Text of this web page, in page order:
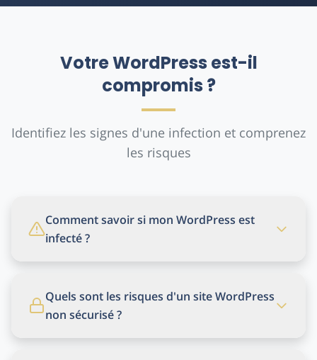
Votre WordPress est-il
compromis ?
Identifiez les signes d'une infection et comprenez
les risques
Comment savoir si mon WordPress est
infecté ?
Quels sont les risques d'un site WordPress
non sécurisé ?